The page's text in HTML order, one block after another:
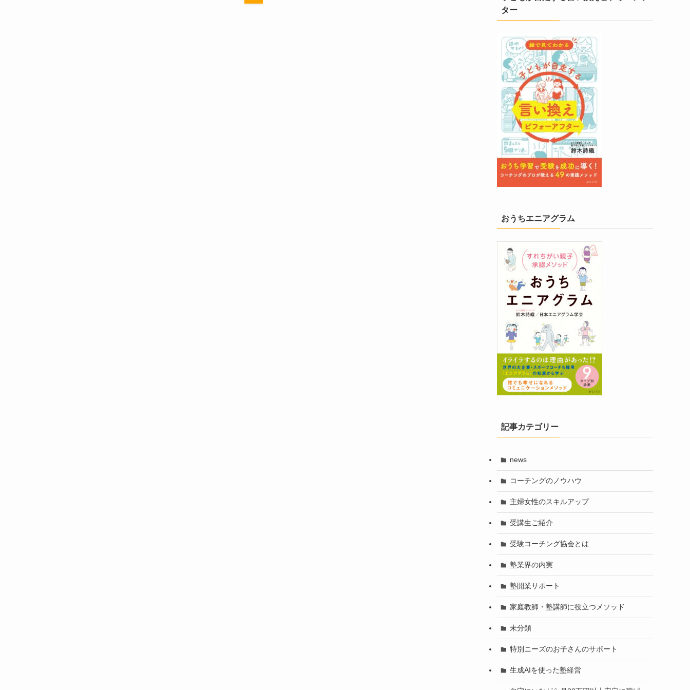
ター
おうちエニアグラム
記事カテゴリー
news
コーチングのノウハウ
主婦女性のスキルアップ
受講生ご紹介
受験コーチング協会とは
塾業界の内実
塾開業サポート
家庭教師・塾講師に役立つメソッド
未分類
特別ニーズのお子さんのサポート
生成AIを使った塾経営